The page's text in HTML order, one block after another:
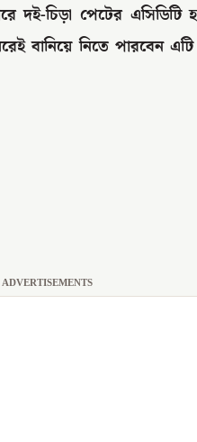
দই-চিড়া পেটের
বানিয়ে নিতে পারবেন
ADVERTISEMENTS